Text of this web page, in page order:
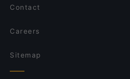
Contact
Careers
Sitemap